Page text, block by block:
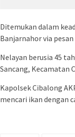
Ditemukan dalam
Banjarnahor via
Nelayan berusia 45
Sancang, Kecamatan
Kapolsek Cibalong
mencari ikan dengan